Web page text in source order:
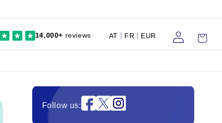
14,000+ reviews AT FR EUR
connecter
Chariot
Follow us: